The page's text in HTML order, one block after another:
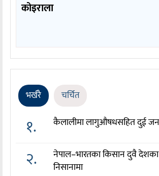
कोइराला
भर्खरै चर्चित
१. कैलालीमा लागुऔषधसहित दुई
२.
नेपाल–भारतका किसान दुवै देशका
निसानामा